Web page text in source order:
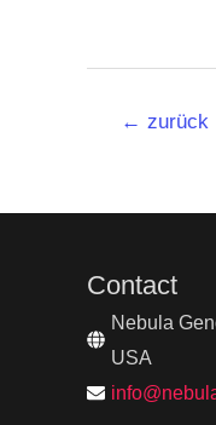
Beitrags-
← zurück
Contact
Nebula
USA